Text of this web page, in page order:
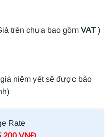
trên chưa bao gồmVAT )
niêm yết sẽ được bảo
Rate